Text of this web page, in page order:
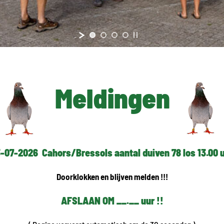
Meldingen
07-2026 Cahors/Bressols aantal duiven 78 los 13.00
Doorklokken en blijven melden !!!
AFSLAAN OM __.__ uur !!